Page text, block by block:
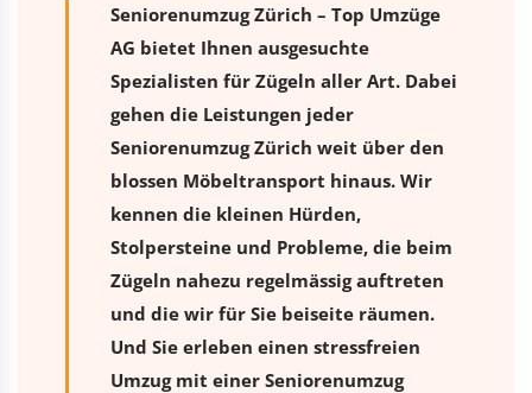
Seniorenumzug Zürich – Top Umzüge
AG bietet Ihnen ausgesuchte
Spezialisten für Zügeln aller Art. Dabei
gehen die Leistungen jeder
Seniorenumzug Zürich weit über den
blossen Möbeltransport hinaus. Wir
kennen die kleinen Hürden,
Stolpersteine und Probleme, die beim
Zügeln nahezu regelmässig auftreten
und die wir für Sie beiseite räumen.
Und Sie erleben einen stressfreien
Umzugmit einer Seniorenumzug